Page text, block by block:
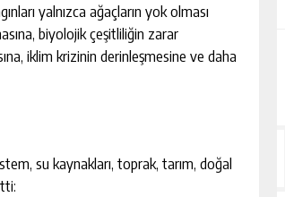
yalnızca ağaçların yok olması
biyolojik çeşitliliğin zarar
iklim krizinin derinleşmesine ve daha
su kaynakları, toprak, tarım, doğal